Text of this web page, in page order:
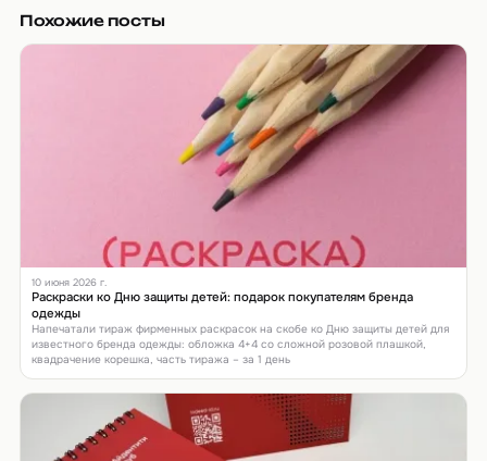
Похожие посты
10 июня 2026 г.
Раскраски ко Дню защиты детей: подарок покупателям бренда
одежды
Напечатали тираж фирменных раскрасок на скобе ко Дню защиты детей для
известного бренда одежды: обложка 4+4 со сложной розовой плашкой,
квадрачение корешка, часть тиража – за 1 день